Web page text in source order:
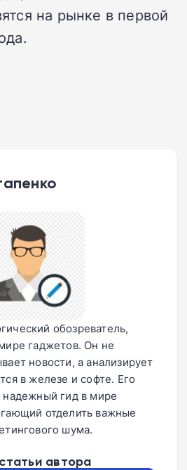
на рынке в первой
обозреватель,
гаджетов. Он не
новости, а анализирует
в железе и софте. Его
гид в мире
отделить важные
шума.
автора